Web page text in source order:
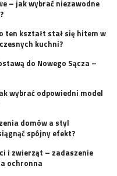
– jak wybrać niezawodne
ten kształt stał się hitem w
kuchni?
do Nowego Sącza –
wybrać odpowiedni model
domów a styl
spójny efekt?
i zwierząt – zadaszenie
ochronna